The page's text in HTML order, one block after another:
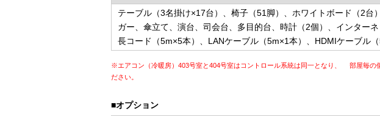
テーブル（3名掛け×17台）、椅子（51脚）、ホワイトボード（2台
ガー、傘立て、演台、司会台、多目的台、時計（2個）、インター
長コード（5m×5本）、LANケーブル（5m×1本）、HDMIケーブル（
※エアコン（冷暖房）403号室と404号室はコントロール系統は同一となり、 部屋毎の
ださい。
■オプション